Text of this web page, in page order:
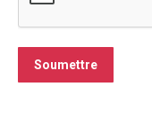
Soumettre